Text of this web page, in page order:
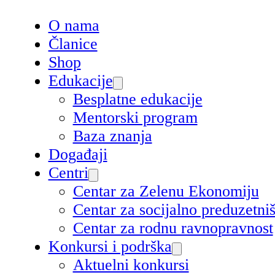
O nama
Članice
Shop
Edukacije
Besplatne edukacije
Mentorski program
Baza znanja
Događaji
Centri
Centar za Zelenu Ekonomiju
Centar za socijalno
Centar za rodnu ravnopravnost
Konkursi i podrška
Aktuelni konkursi